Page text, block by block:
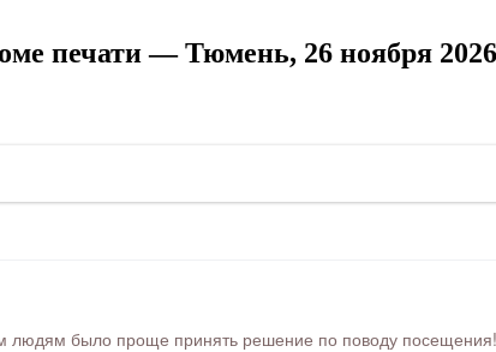
печати — Тюмень, 26 ноября 2026
было проще принять решение по поводу посещения!